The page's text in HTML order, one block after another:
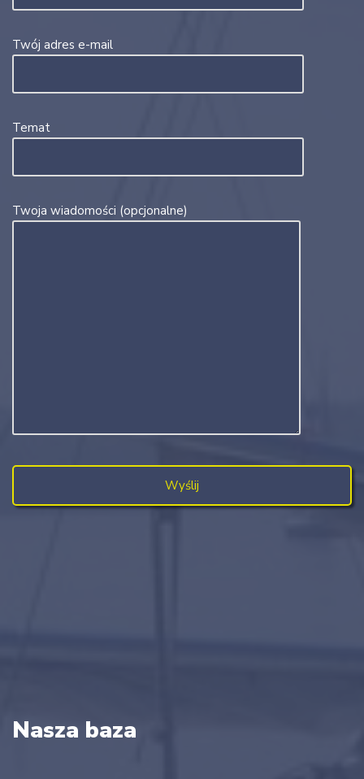
Twój adres e-mail
Temat
Twoja wiadomości (opcjonalne)
Nasza baza